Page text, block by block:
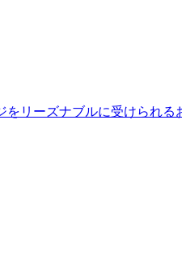
をリーズナブルに受けられ